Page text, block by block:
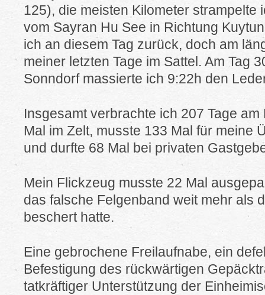
125), die meisten Kilometer strampelte
vom Sayran Hu See in Richtung
ich an diesem Tag zurück, doch am
meiner letzten Tage im Sattel. Am Tag
Sonndorf massierte ich 9:22h den
Insgesamt verbrachte ich 207 Tage
Mal im Zelt, musste 133 Mal für meine
und durfte 68 Mal bei privaten
Mein Flickzeug musste 22 Mal
das falsche Felgenband weit mehr als
beschert hatte.
Eine gebrochene Freilaufnabe, ein
Befestigung des rückwärtigen
tatkräftiger Unterstützung der